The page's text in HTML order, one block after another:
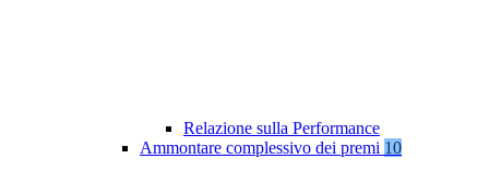
Relazione sulla Performance
Ammontare complessivo dei premi 10